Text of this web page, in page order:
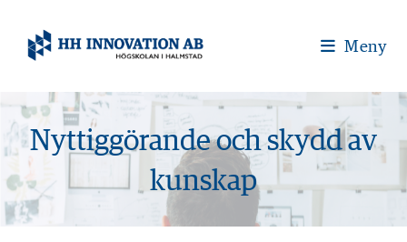
Meny
Nyttiggörande och skydd av
kunskap